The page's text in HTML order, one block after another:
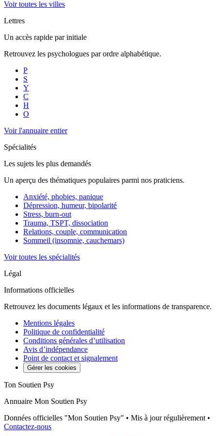
Voir toutes les villes
Lettres
Un accès rapide par initiale
Retrouvez les psychologues par ordre alphabétique.
P
S
Y
C
H
O
Voir l'annuaire entier
Spécialités
Les sujets les plus demandés
Un aperçu des thématiques populaires parmi nos praticiens.
Anxiété, phobies, panique
Dépression, humeur, bipolarité
Stress, burn-out
Trauma, TSPT, dissociation
Relations, couple, communication
Sommeil (insomnie, cauchemars)
Voir toutes les spécialités
Légal
Informations officielles
Retrouvez les documents légaux et les informations de transparence.
Mentions légales
Politique de confidentialité
Conditions générales d’utilisation
Avis d’indépendance
Point de contact et signalement
Gérer les cookies
Ton Soutien Psy
Annuaire Mon Soutien Psy
Données officielles "Mon Soutien Psy" • Mis à jour régulièrement •
Contactez-nous